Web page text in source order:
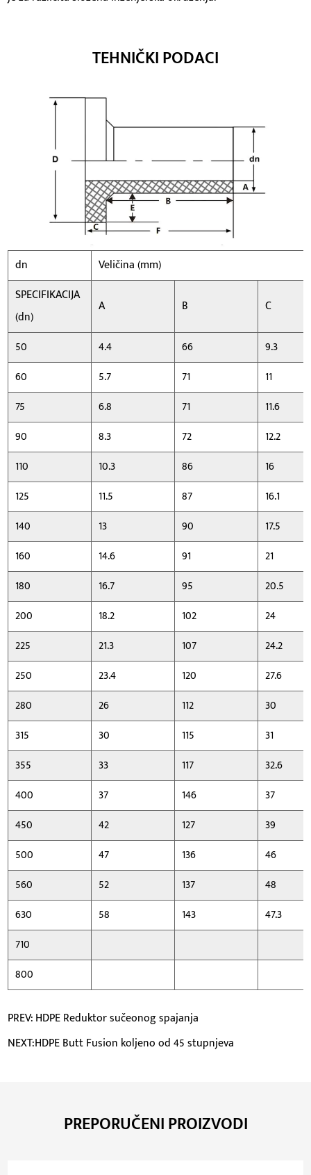
TEHNIČKI PODACI
dn
Veličina (mm)
SPECIFIKACIJA
(dn)
A B C
50 4.4 66
9.3
60
5.7 71
11
75
6.8 71
11.6
90
8.3 72
12.2
110
10.3 86
16
125
11.5 87
16.1
140
13 90
17.5
160
14.6 91
21
180
16.7 95
20.5
200
18.2 102
24
225
21.3 107
24.2
250
23.4 120
27.6
280
26 112
30
315
30 115
31
355
33 117
32.6
400
37 146
37
450
42 127
39
500
47 136
46
560
52 137
48
630
58 143
47.3
710
800
PREV: HDPE Reduktor sučeonog spajanja
NEXT:HDPE Butt Fusion koljeno od 45 stupnjeva
PREPORUČENI PROIZVODI